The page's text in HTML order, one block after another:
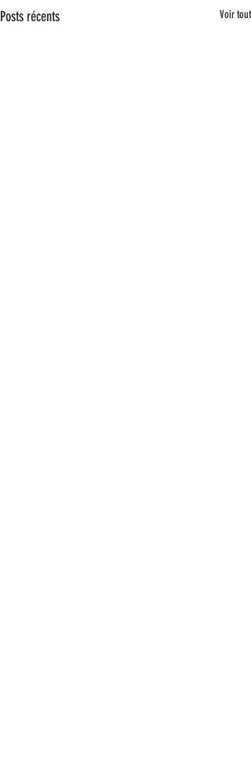
Posts récents Voir tout